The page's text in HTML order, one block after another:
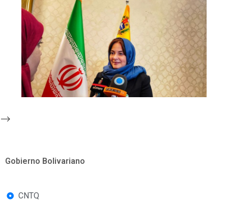
-->
Gobierno Bolivariano
CNTQ